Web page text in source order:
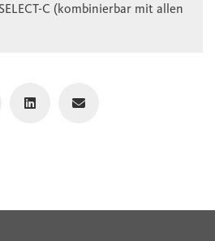
C (kombinierbar mit allen